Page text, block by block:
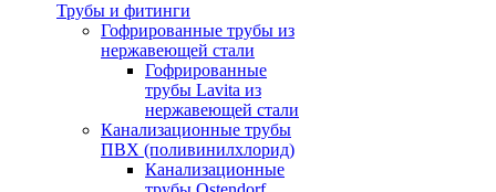
Трубы и фитинги
Гофрированные трубы из
нержавеющей стали
Гофрированные
трубы Lavita из
нержавеющей стали
Канализационные трубы
ПВХ (поливинилхлорид)
Канализационные